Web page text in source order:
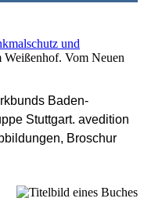
und
Vom Neuen
Baden-
Stuttgart. avedition
Broschur